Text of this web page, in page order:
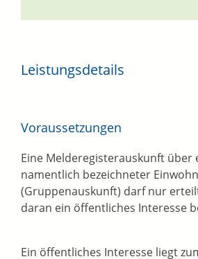
Leistungsdetails
Voraussetzungen
Eine Melderegisterauskunft über
namentlich bezeichneter
(Gruppenauskunft) darf nur
daran ein öffentliches Interesse
Ein öffentliches Interesse liegt